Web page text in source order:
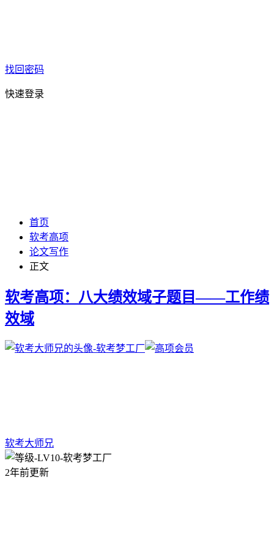
找回密码
快速登录
首页
软考高项
论文写作
正文
软考高项：八大绩效域子题目——工作绩
效域
软考大师兄
2年前更新